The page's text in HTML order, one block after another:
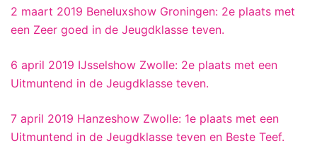
2 maart 2019 Beneluxshow Groningen: 2e plaats met
een Zeer goed in de Jeugdklasse teven.
6 april 2019 IJsselshow Zwolle: 2e plaats met een
Uitmuntend in de Jeugdklasse teven.
7 april 2019 Hanzeshow Zwolle: 1e plaats met een
Uitmuntend in de Jeugdklasse teven en Beste Teef.